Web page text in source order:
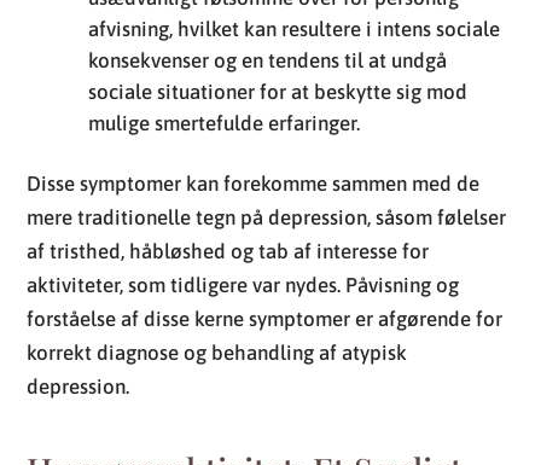
Disse symptomer kan forekomme sammen med de
mere traditionelle tegn på depression, såsom følelser
af tristhed, håbløshed og tab af interesse for
aktiviteter, som tidligere var nydes. Påvisning og
korrekt diagnose og behandling af atypisk
depression.
Humørreaktivitet: Et Særligt
Træk ved Atypisk Depression